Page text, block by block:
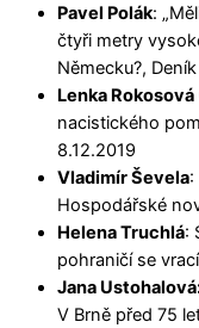
Pavel Polák:
čtyři metry
Německu?,
Lenka
nacistického
8.12.2019
Vladimír Ševela:
Hospodářské
Helena Truchlá:
pohraničí se
Jana
V Brně před 75